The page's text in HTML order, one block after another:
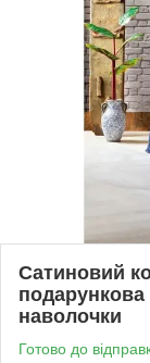
Сатиновий
подарункова
наволочки
Готово до